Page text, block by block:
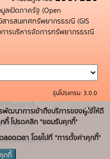
ลเปิดภาครัฐ (Open
ารสนเทศทรัพยากรธรณี (GIS
การบริหารจัดการทรัพยากรธรณี
ถิติแห่งชาติ
ครัฐ
บัญชีข้อมูลภาค
รุ่นโปรแกรม: 3.0.0
วันที่: 2025-05-
19
พัฒนาการเข้าถึงบริการของผู้ใช้ให้ดี
กี้ โปรดคลิก "ยอมรับคุกกี้"
ดเวลา โดยไปที่ "การตั้งค่าคุกกี้"
กกี้
x